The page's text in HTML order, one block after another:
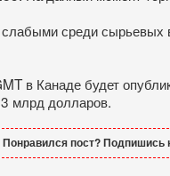
среди
в Канаде будет
млрд долларов.
Понравился пост? Подпишись